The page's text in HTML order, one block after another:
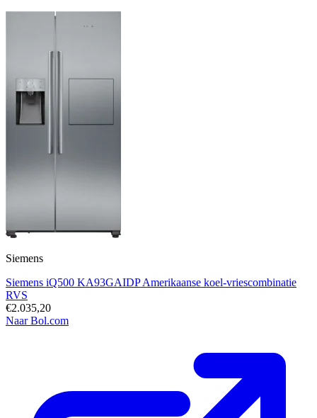
Siemens
Siemens iQ500 KA93GAIDP Amerikaanse koel-vriescombinatie
RVS
€2.035,20
Naar Bol.com